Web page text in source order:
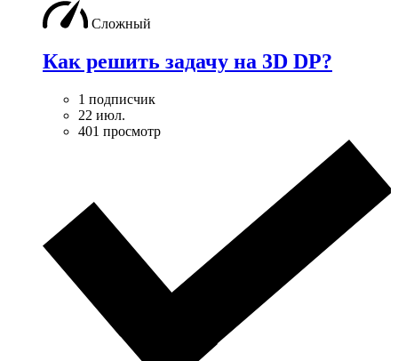
Сложный
Как решить задачу на 3D DP?
1 подписчик
22 июл.
401 просмотр